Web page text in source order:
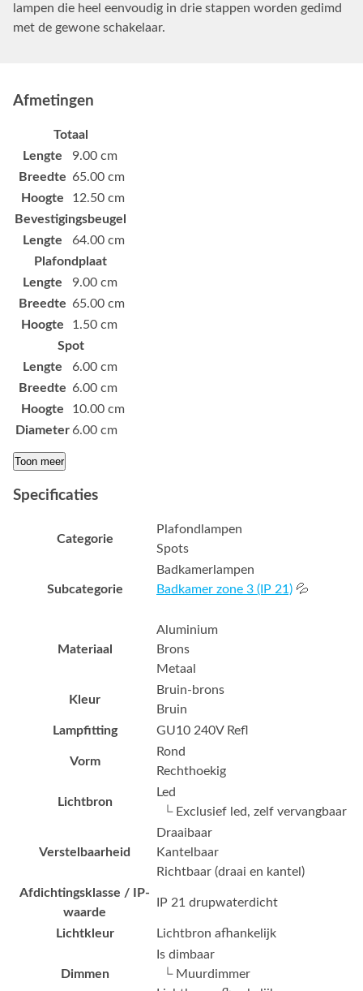
lampen die heel eenvoudig in drie stappen worden gedimd
met de gewone schakelaar.
Afmetingen
Totaal
Lengte
9.00 cm
Breedte 65.00 cm
Hoogte
12.50 cm
Bevestigingsbeugel
Lengte
64.00 cm
Plafondplaat
Lengte
9.00 cm
Breedte 65.00 cm
Hoogte
1.50 cm
Spot
Lengte
6.00 cm
Breedte 6.00 cm
Hoogte
10.00 cm
Diameter 6.00 cm
Toon meer
Specificaties
Categorie
Plafondlampen
Spots
Subcategorie
Badkamerlampen
Badkamer zone 3 (IP 21) 💦
Materiaal
Aluminium
Brons
Metaal
Kleur
Bruin-brons
Bruin
Lampfitting
GU10 240V Refl
Vorm
Rond
Rechthoekig
Lichtbron
Led
└ Exclusief led, zelf vervangbaar
Verstelbaarheid
Draaibaar
Kantelbaar
Richtbaar (draai en kantel)
Afdichtingsklasse / IP-
waarde
IP 21 drupwaterdicht
Lichtkleur Lichtbron afhankelijk
Dimmen
Is dimbaar
└ Muurdimmer